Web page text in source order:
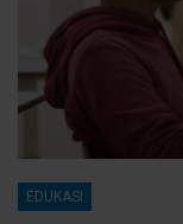
EDUKASI